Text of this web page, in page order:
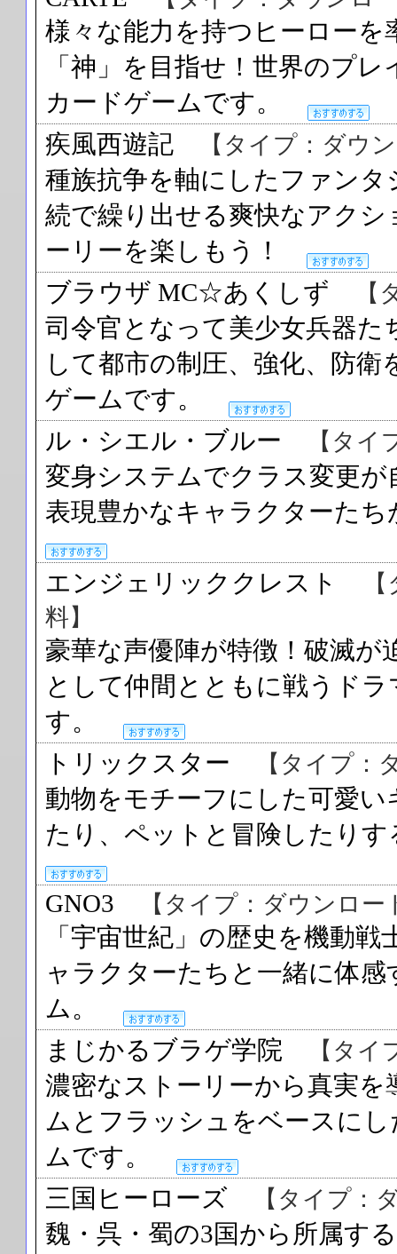
様々な能力を持つヒーロー
「神」を目指せ！世界のプ
カードゲームです。
疾風西遊記
【タイプ：ダウ
種族抗争を軸にしたファン
続で繰り出せる爽快なアク
ーリーを楽しもう！
ブラウザ MC☆あくしず
司令官となって美少女兵器
して都市の制圧、強化、防
ゲームです。
ル・シエル・ブルー
【タ
変身システムでクラス変更
表現豊かなキャラクターた
エンジェリッククレスト
料】
豪華な声優陣が特徴！破滅が
として仲間とともに戦うド
す。
トリックスター
【タイプ
動物をモチーフにした可愛
たり、ペットと冒険したり
GNO3 【タイプ：ダウンロ
「宇宙世紀」の歴史を機動
ャラクターたちと一緒に体
ム。
まじかるブラゲ学院
【タ
濃密なストーリーから真実
ムとフラッシュをベースに
ムです。
三国ヒーローズ
【タイプ：
魏・呉・蜀の3国から所属す